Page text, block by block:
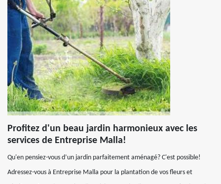
Profitez d'un beau jardin harmonieux avec les
services de Entreprise Malla!
Qu'en pensiez-vous d’un jardin parfaitement aménagé? C'est possible!
Adressez-vous à Entreprise Malla pour la plantation de vos fleurs et